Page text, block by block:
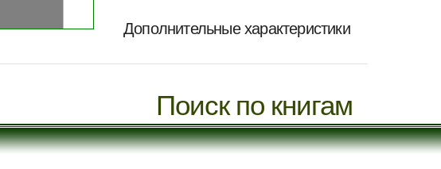
Дополнительные характеристики
Поиск по книгам